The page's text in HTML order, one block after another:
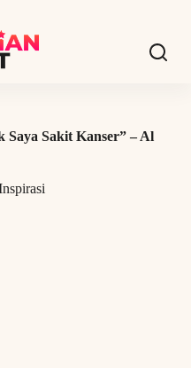
Saya Sakit Kanser” – Al